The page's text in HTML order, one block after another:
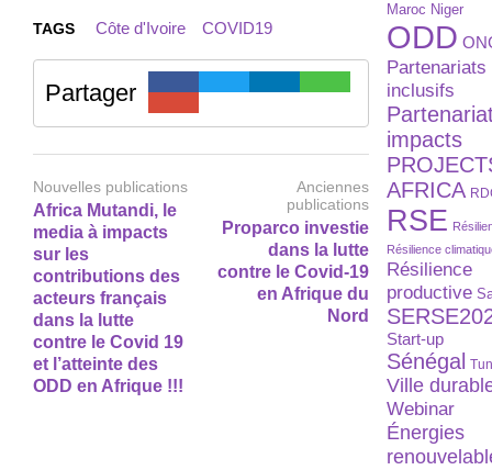
TAGS Côte d'Ivoire COVID19
Partager
Nouvelles publications
Africa Mutandi, le
media à impacts
sur les
contributions des
acteurs français
dans la lutte
contre le Covid 19
et l’atteinte des
ODD en Afrique !!!
Anciennes
publications
Proparco investie
dans la lutte
contre le Covid-19
en Afrique du
Nord
Maroc Niger
ODD
Partenariats
inclusifs
impacts
AFRICA
RSE
Résilience
Résilience
productive
Start-up
Sénégal
Ville
Webinar
Énergies